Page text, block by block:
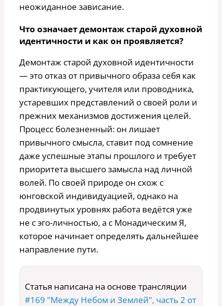
неожиданное зависание.
Что означает демонтаж старой духовной
идентичности и как он проявляется?
Демонтаж старой духовной идентичности
— это отказ от привычного образа себя как
практикующего, учителя или проводника,
устаревших представлений о своей роли и
прежних механизмов достижения целей.
Процесс болезненный: он лишает
привычного смысла, ставит под сомнение
даже успешные этапы прошлого и требует
приоритета высшего замысла над личной
волей. По своей природе он схож с
юнговской индивидуацией, однако на
продвинутых уровнях работа ведётся уже
не с эго-личностью, а с Монадическим Я,
которое начинает определять дальнейшее
направление пути.
Статья написана на основе трансляции
#169 "Между Небом и Землей", часть 2 от